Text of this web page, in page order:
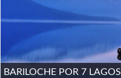
BARILOCHE POR 7 LAGOS